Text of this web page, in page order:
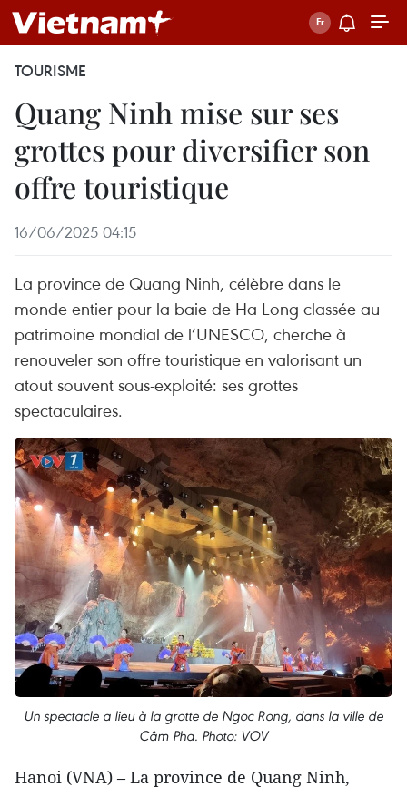
TOURISME
Quang Ninh mise sur ses
grottes pour diversifier son
offre touristique
16/06/2025 04:15
La province de Quang Ninh, célèbre dans le
monde entier pour la baie de Ha Long classée au
patrimoine mondial de l’UNESCO, cherche à
renouveler son offre touristique en valorisant un
atout souvent sous-exploité: ses grottes
spectaculaires.
Un spectacle a lieu à la grotte de Ngoc Rong, dans la ville de
Câm Pha. Photo: VOV
Hanoi (VNA) – La province de Quang Ninh,